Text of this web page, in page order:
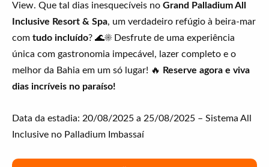
View. Que tal dias inesquecíveis no Grand Palladium All
Inclusive Resort & Spa, um verdadeiro refúgio à beira-mar
com tudo incluído? 🌊☀️ Desfrute de uma experiência
única com gastronomia impecável, lazer completo e o
melhor da Bahia em um só lugar! 🔥
Reserve agora e viva
dias incríveis no paraíso!
Data da estadia: 20/08/2025 a 25/08/2025 – Sistema All
Inclusive no Palladium Imbassaí